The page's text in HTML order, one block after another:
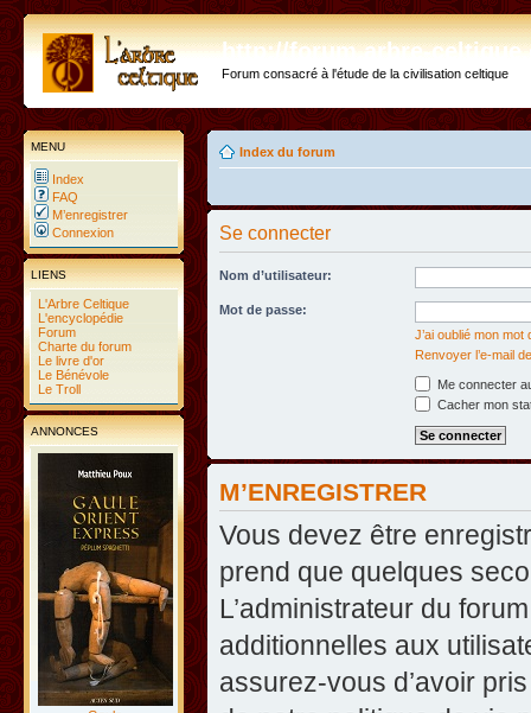
http://forum.arbre-
Forum consacré à l'étude de la civilisation celtique
MENU
Index
FAQ
M’enregistrer
Connexion
LIENS
L'Arbre Celtique
L'encyclopédie
Forum
Charte du forum
Le livre d'or
Le Bénévole
Le Troll
ANNONCES
Index du forum
Se connecter
Nom d’utilisateur:
Mot de passe:
J’ai oublié mon mot
Renvoyer l’e-mail
Me connecter
Cacher mon
M’ENREGISTRER
Vous devez être
prend que quelques
L’administrateur du
additionnelles aux
assurez-vous d’avoir